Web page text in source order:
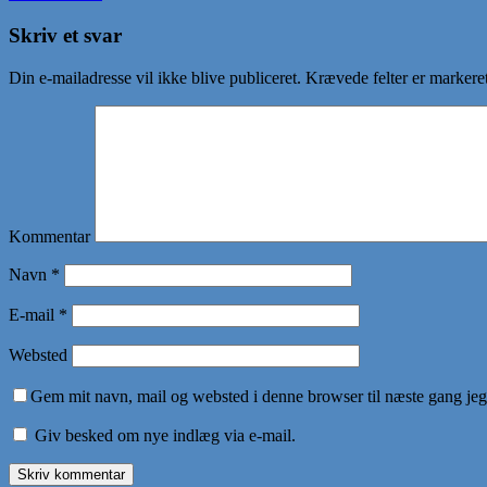
Skriv et svar
Din e-mailadresse vil ikke blive publiceret. Krævede felter er
Kommentar
Navn *
E-mail *
Websted
Gem mit navn, mail og websted i denne browser til næste gang
Giv besked om nye indlæg via e-mail.